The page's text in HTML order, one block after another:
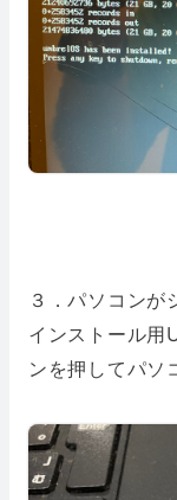
３．パソコン
インストール用
ンを押してパソ